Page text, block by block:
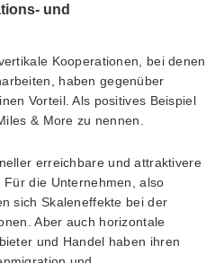
und
Kooperationen, bei denen
haben gegenüber
Vorteil. Als positives Beispiel
& More zu nennen.
erreichbare und attraktivere
die Unternehmen, also
sich Skaleneffekte bei der
Aber auch horizontale
und Handel haben ihren